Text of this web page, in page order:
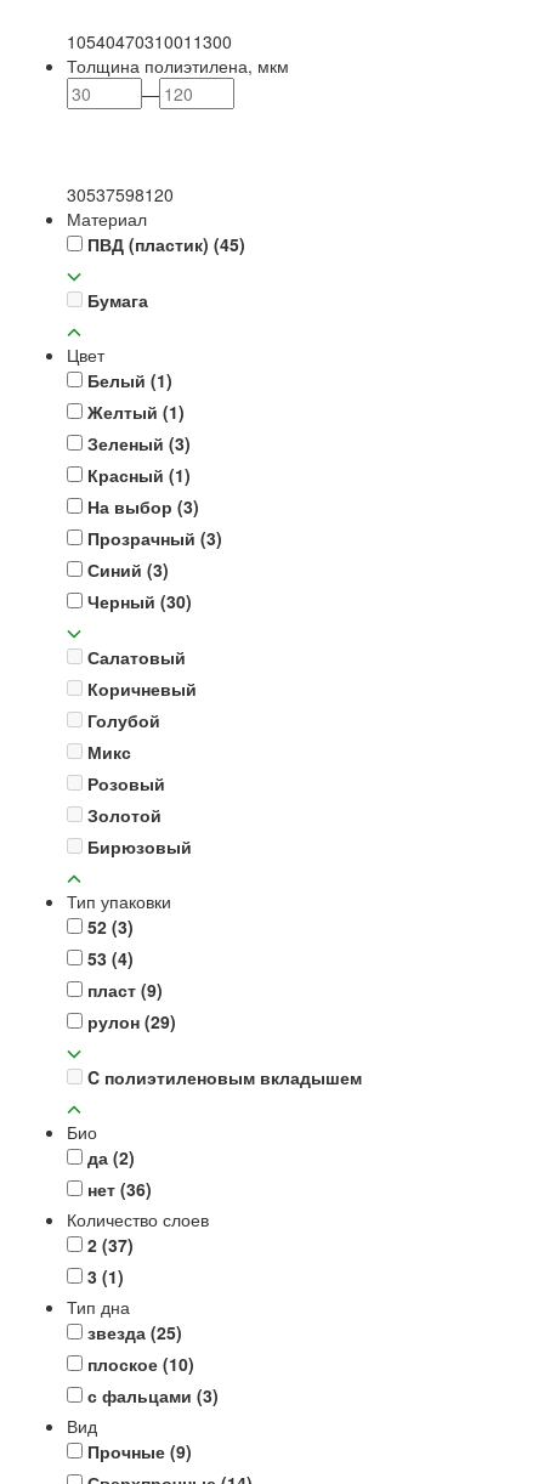
1054047031001 1300
Толщина полиэтилена, мкм
—
30537598120
Материал
ПВД (пластик) (45)
Бумага
Цвет
Белый (1)
Желтый (1)
Зеленый (3)
Красный (1)
На выбор (3)
Прозрачный (3)
Синий (3)
Черный (30)
Салатовый
Коричневый
Голубой
Микс
Розовый
Золотой
Бирюзовый
Тип упаковки
52 (3)
53 (4)
пласт (9)
рулон (29)
C полиэтиленовым вкладышем
Био
да (2)
нет (36)
Количество слоев
2 (37)
3 (1)
Тип дна
звезда (25)
плоское (10)
с фальцами (3)
Вид
Прочные (9)